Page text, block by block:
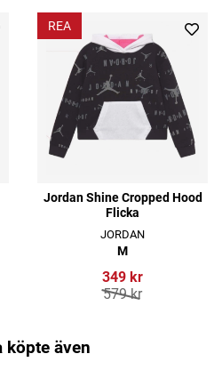
REA
Jordan Shine Cropped Hood
Flicka
JORDAN
M
349 kr
579 kr
köpte även